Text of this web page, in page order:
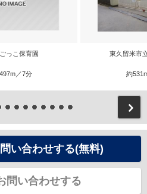
っこ保育園
／7分
東久留米市
約
い合わせする(無料)
問い合わせする